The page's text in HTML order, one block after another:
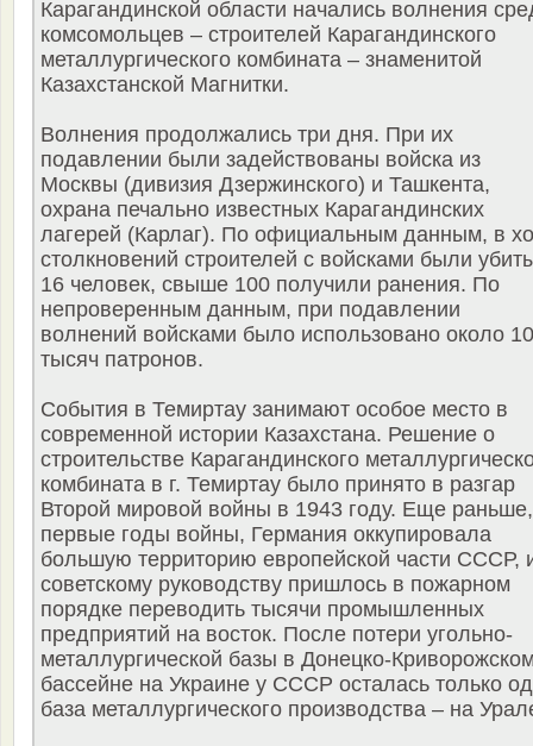
Карагандинской области начались волнения
комсомольцев – строителей Карагандинского
металлургического комбината – знаменитой
Казахстанской Магнитки.
Волнения продолжались три дня. При их
подавлении были задействованы войска из
Москвы (дивизия Дзержинского) и Ташкента,
охрана печально известных Карагандинских
лагерей (Карлаг). По официальным данным, в
столкновений строителей с войсками были
16 человек, свыше 100 получили ранения. По
непроверенным данным, при подавлении
волнений войсками было использовано около 10
тысяч патронов.
События в Темиртау занимают особое место в
современной истории Казахстана. Решение о
строительстве Карагандинского
комбината в г. Темиртау было принято в разгар
Второй мировой войны в 1943 году. Еще
первые годы войны, Германия оккупировала
большую территорию европейской части СССР,
советскому руководству пришлось в пожарном
порядке переводить тысячи промышленных
предприятий на восток. После потери угольно-
металлургической базы в Донецко-
бассейне на Украине у СССР осталась только
база металлургического производства – на